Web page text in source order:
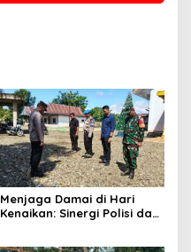
Menjaga Damai di Hari
Kenaikan: Sinergi Polisi dan